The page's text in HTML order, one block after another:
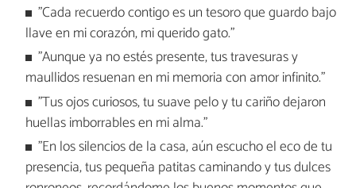
"Cada recuerdo contigo es un tesoro que guardo bajo
llave en mi corazón, mi querido gato."
"Aunque ya no estés presente, tus travesuras y
maullidos resuenan en mi memoria con amor infinito."
"Tus ojos curiosos, tu suave pelo y tu cariño dejaron
huellas imborrables en mi alma."
"En los silencios de la casa, aún escucho el eco de tu
presencia, tus pequeña patitas caminando y tus dulces